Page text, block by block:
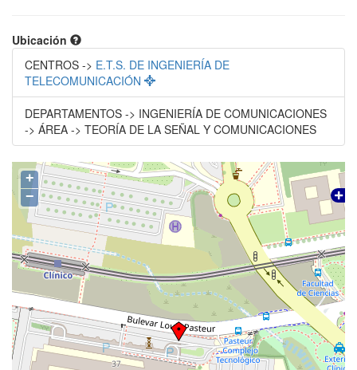
Ubicación
CENTROS -> E.T.S. DE INGENIERÍA DE
TELECOMUNICACIÓN
DEPARTAMENTOS -> INGENIERÍA DE COMUNICACIONES
-> ÁREA -> TEORÍA DE LA SEÑAL Y COMUNICACIONES
+
−